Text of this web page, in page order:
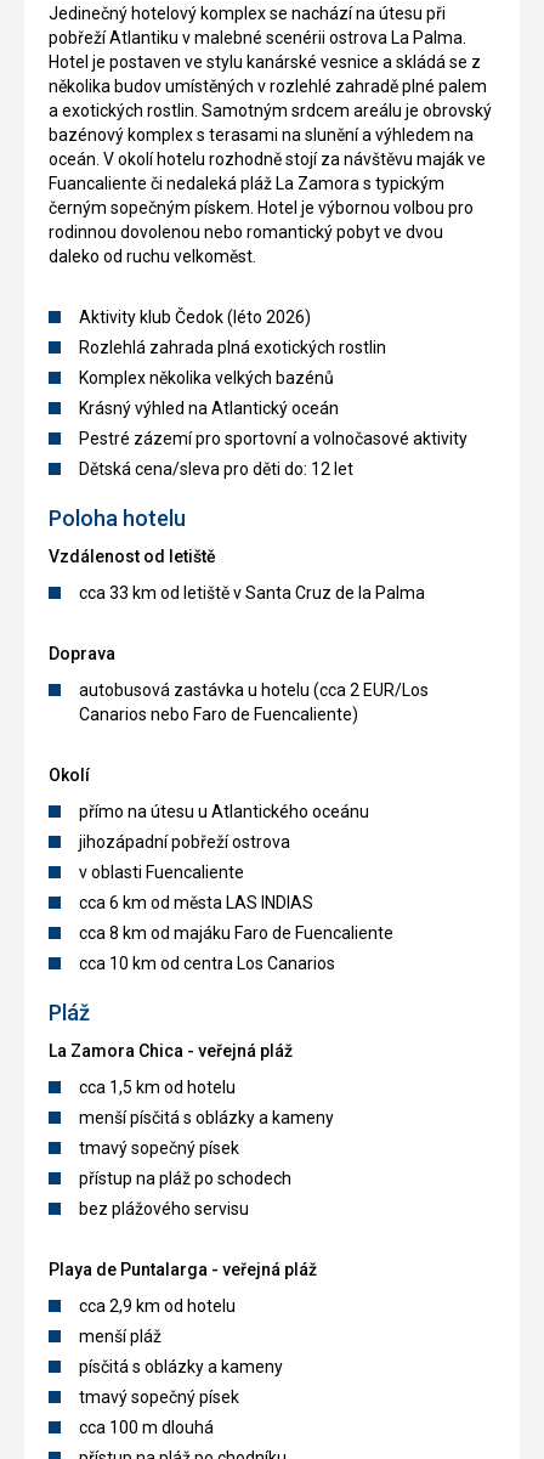
Jedinečný hotelový komplex se nachází na útesu při
pobřeží Atlantiku v malebné scenérii ostrova La Palma.
Hotel je postaven ve stylu kanárské vesnice a skládá se z
několika budov umístěných v rozlehlé zahradě plné palem
a exotických rostlin. Samotným srdcem areálu je obrovský
bazénový komplex s terasami na slunění a výhledem na
oceán. V okolí hotelu rozhodně stojí za návštěvu maják ve
Fuancaliente či nedaleká pláž La Zamora s typickým
černým sopečným pískem. Hotel je výbornou volbou pro
rodinnou dovolenou nebo romantický pobyt ve dvou
daleko od ruchu velkoměst.
Aktivity klub Čedok (léto 2026)
Rozlehlá zahrada plná exotických rostlin
Komplex několika velkých bazénů
Krásný výhled na Atlantický oceán
Pestré zázemí pro sportovní a volnočasové aktivity
Dětská cena/sleva pro děti do: 12 let
Poloha hotelu
Vzdálenost od letiště
cca 33 km od letiště v Santa Cruz de la Palma
Doprava
autobusová zastávka u hotelu (cca 2 EUR/Los
Canarios nebo Faro de Fuencaliente)
Okolí
přímo na útesu u Atlantického oceánu
jihozápadní pobřeží ostrova
v oblasti Fuencaliente
cca 6 km od města LAS INDIAS
cca 8 km od majáku Faro de Fuencaliente
cca 10 km od centra Los Canarios
Pláž
La Zamora Chica - veřejná pláž
cca 1,5 km od hotelu
menší písčitá s oblázky a kameny
tmavý sopečný písek
přístup na pláž po schodech
bez plážového servisu
Playa de Puntalarga - veřejná pláž
cca 2,9 km od hotelu
menší pláž
písčitá s oblázky a kameny
tmavý sopečný písek
cca 100 m dlouhá